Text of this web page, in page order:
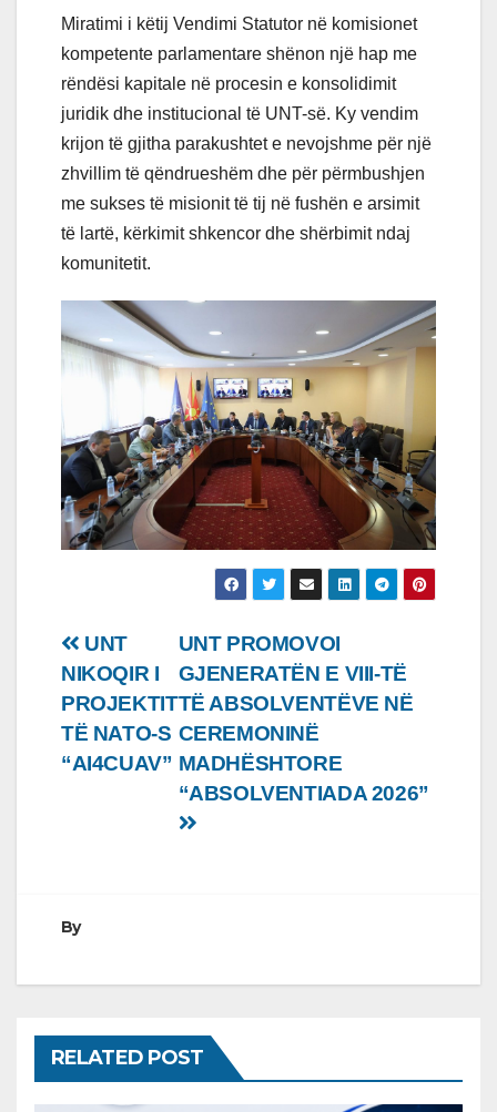
Miratimi i këtij Vendimi Statutor në komisionet
kompetente parlamentare shënon një hap me
rëndësi kapitale në procesin e konsolidimit
juridik dhe institucional të UNT-së. Ky vendim
krijon të gjitha parakushtet e nevojshme për një
zhvillim të qëndrueshëm dhe për përmbushjen
me sukses të misionit të tij në fushën e arsimit
të lartë, kërkimit shkencor dhe shërbimit ndaj
komunitetit.
Lëvizje
te
postimet
UNT PROMOVOI
GJENERATËN E VIII-TË
TË ABSOLVENTËVE NË
CEREMONINË
MADHËSHTORE
“ABSOLVENTIADA 2026”
UNT
NIKOQIR I
PROJEKTIT
TË NATO-S
“AI4CUAV”
By
RELATED POST